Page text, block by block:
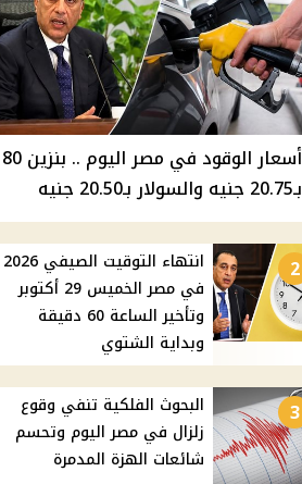
أسعار الوقود في مصر اليوم .. بنزين 80
بـ20.75 جنيه والسولار بـ20.50 جنيه
2
انتهاء التوقيت الصيفي 2026
في مصر الخميس 29 أكتوبر
وتأخير الساعة 60 دقيقة
وبداية الشتوي
3
البحوث الفلكية تنفي وقوع
زلزال في مصر اليوم وتحسم
شائعات الهزة المدمرة